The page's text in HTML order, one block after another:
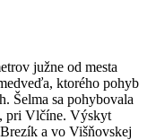
južne od mesta
ktorého pohyb
Šelma sa pohybovala
pri Vlčíne. Výskyt
a vo Višňovskej